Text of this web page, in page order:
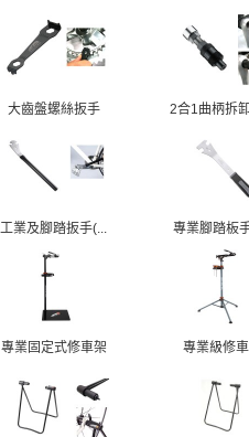
大齒盤螺絲扳手 2合1曲柄拆
工業及腳踏扳手(... 專業腳踏板
專業固定式修車架 專業級修